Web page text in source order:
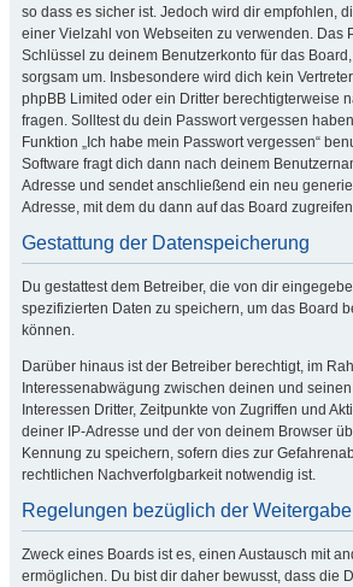
so dass es sicher ist. Jedoch wird dir empfohlen,
einer Vielzahl von Webseiten zu verwenden. Das
Schlüssel zu deinem Benutzerkonto für das
sorgsam um. Insbesondere wird dich kein
phpBB Limited oder ein Dritter berechtigterweise
fragen. Solltest du dein Passwort vergessen
Funktion „Ich habe mein Passwort vergessen“
Software fragt dich dann nach deinem
Adresse und sendet anschließend ein neu
Adresse, mit dem du dann auf das Board zugreifen
Gestattung der Datenspeicherung
Du gestattest dem Betreiber, die von dir
spezifizierten Daten zu speichern, um das Board
können.
Darüber hinaus ist der Betreiber berechtigt, im
Interessenabwägung zwischen deinen und
Interessen Dritter, Zeitpunkte von Zugriffen und
deiner IP-Adresse und der von deinem Browser
Kennung zu speichern, sofern dies zur
rechtlichen Nachverfolgbarkeit notwendig ist.
Regelungen bezüglich der
Zweck eines Boards ist es, einen Austausch mit
ermöglichen. Du bist dir daher bewusst, dass die